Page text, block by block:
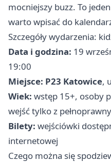
mocniejszy buzz. To
warto wpisać do
Szczegóły wydarzenia:
Data i godzina: 19
19:00
Miejsce: P23 Katowice,
Wiek: wstęp 15+, osoby
wejść tylko z
Bilety: wejściówki
internetowej
Czego można się